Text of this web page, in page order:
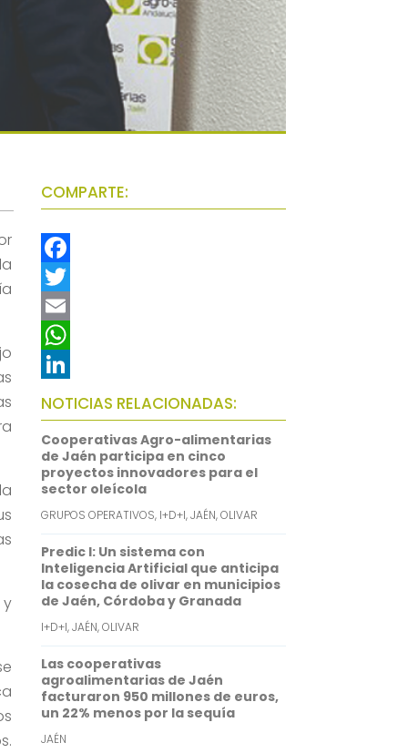
COMPARTE:
F
a
c
e
b
o
o
k
T
w
t
t
e
r
E
m
a
i
l
W
h
a
t
s
A
p
p
L
i
n
k
e
d
I
n
NOTICIAS RELACIONADAS:
Cooperativas Agro-alimentarias
de Jaén participa en cinco
proyectos innovadores para el
sector oleícola
GRUPOS OPERATIVOS, I+D+I,JAÉN,OLIVAR
Predic I: Un sistema con
Inteligencia Artificial que anticipa
la cosecha de olivar en municipios
de Jaén, Córdoba y Granada
I+D+I,JAÉN,OLIVAR
Las cooperativas
agroalimentarias de Jaén
facturaron 950 millones de euros,
un 22% menos por la sequía
JAÉN